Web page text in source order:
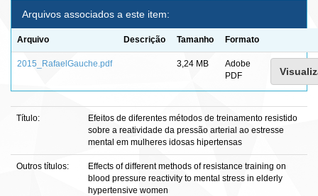
Arquivos associados a este item:
Arquivo Descrição Tamanho Formato
2015_RafaelGauche.pdf 3,24 MB
Adobe
PDF
Título:
Efeitos de diferentes métodos de treinamento resistido
sobre a reatividade da pressão arterial ao estresse
mental em mulheres idosas hipertensas
Outros títulos:
Effects of different methods of resistance training on
blood pressure reactivity to mental stress in elderly
hypertensive women